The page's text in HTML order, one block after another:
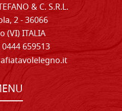
& C. S.R.L.
2 - 36066
(VI) ITALIA
0444 659513